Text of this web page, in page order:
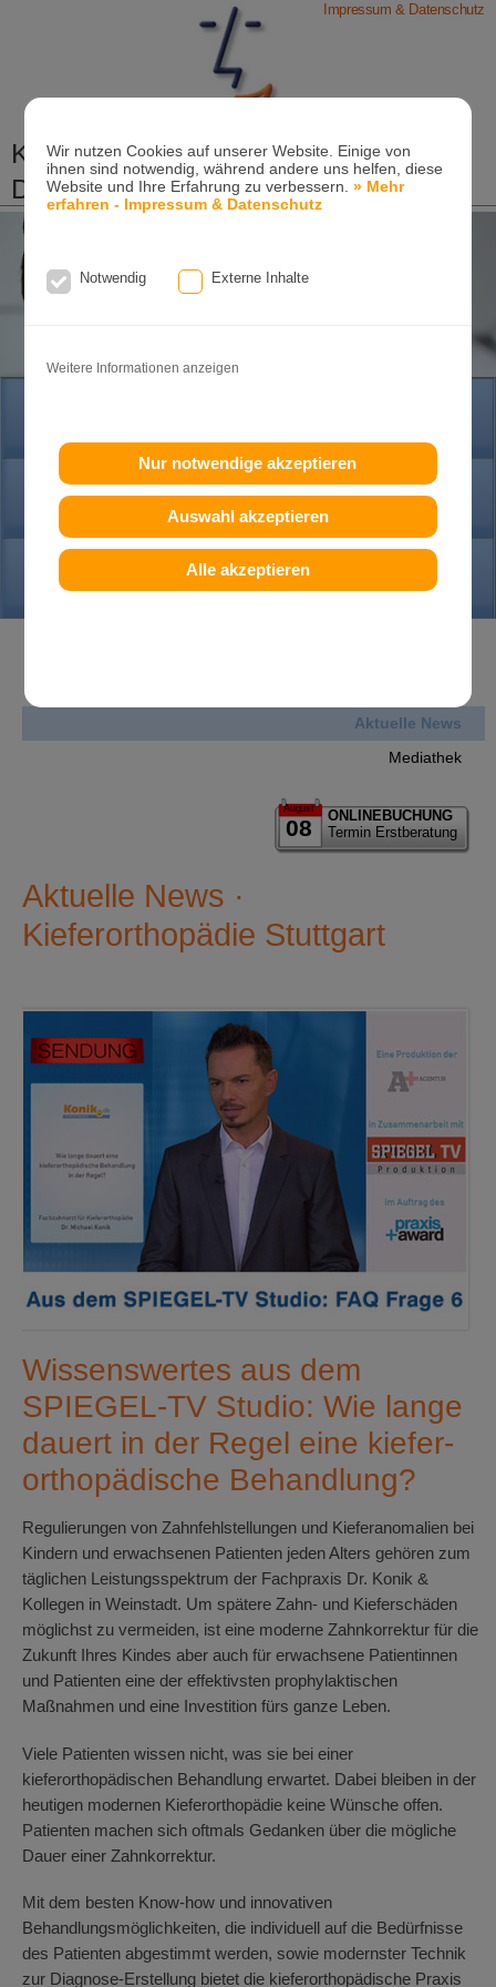
Wir nutzen Cookies auf unserer Website. Einige von
ihnen sind notwendig, während andere uns helfen, diese
Website und Ihre Erfahrung zu verbessern.» Mehr
erfahren - Impressum & Datenschutz
Notwendig Externe Inhalte
Weitere Informationen anzeigen
Nur notwendige akzeptieren
Auswahl akzeptieren
Alle akzeptieren
Impressum & Datenschutz
Kieferorthopädische Praxis
Dr. Konik & Kollegen
Zahn- und Kieferregulierungen für Kinder und
Erwachsene
Ganzheitliche-Kieferorthopädie
Erwachsenen-Kieferorthopädie
PRAXIS
KONTAKT
Aktuelle News
Mediathek
August
08
ONLINEBUCHUNG
Termin Erstberatung
Aktuelle News ·
Kieferorthopädie Stuttgart
Wissenswertes aus dem
SPIEGEL-TV Studio: Wie lange
dauert in der Regel eine kiefer­
ortho­pädi­sche Behandlung?
Regulierungen von Zahnfehlstellungen und Kieferanomalien bei
Kindern und erwachsenen Patienten jeden Alters gehören zum
täglichen Leistungsspektrum der Fachpraxis Dr. Konik &
Kollegen in Weinstadt. Um spätere Zahn- und Kieferschäden
möglichst zu vermeiden, ist eine moderne Zahnkorrektur für die
Zukunft Ihres Kindes aber auch für erwachsene Patientinnen
und Patienten eine der effektivsten prophylaktischen
Maßnahmen und eine Investition fürs ganze Leben.
Viele Patienten wissen nicht, was sie bei einer
kieferorthopädischen Behandlung erwartet. Dabei bleiben in der
heutigen modernen Kieferorthopädie keine Wünsche offen.
Patienten machen sich oftmals Gedanken über die mögliche
Dauer einer Zahnkorrektur.
Mit dem besten Know-how und innovativen
Behandlungsmöglichkeiten, die individuell auf die Bedürfnisse
des Patienten abgestimmt werden, sowie modernster Technik
zur Diagnose-Erstellung bietet die kieferorthopädische Praxis